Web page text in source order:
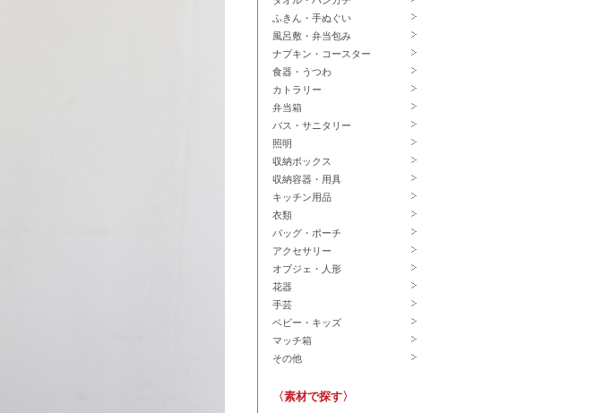
ふきん・手ぬぐい
風呂敷・弁当包み
ナプキン・コースター
食器・うつわ
カトラリー
弁当箱
バス・サニタリー
照明
収納ボックス
収納容器・用具
キッチン用品
衣類
バッグ・ポーチ
アクセサリー
オブジェ・人形
花器
手芸
ベビー・キッズ
マッチ箱
その他
〈素材で探す〉